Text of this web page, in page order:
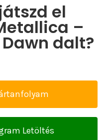
el
–
dalt?
Letöltés